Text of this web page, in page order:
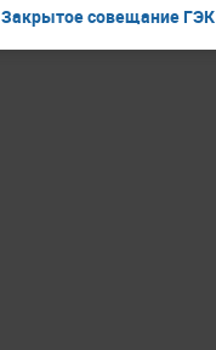
Закрытое совещание ГЭК